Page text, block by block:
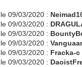
le 09/03/2020 :
le 09/03/2020 :
le 09/03/2020 :
le 09/03/2020 :
le 09/03/2020 : Fracka-c
le 09/03/2020 :